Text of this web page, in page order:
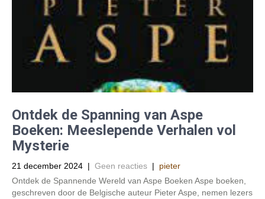
Ontdek de Spanning van Aspe
Boeken: Meeslepende Verhalen vol
Mysterie
21 december 2024 | Geen reacties | pieter
Ontdek de Spannende Wereld van Aspe Boeken Aspe boeken,
geschreven door de Belgische auteur Pieter Aspe, nemen lezers